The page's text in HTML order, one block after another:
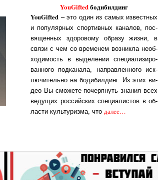
YouGiftedбодибилдинг
YouGifted – это один из са­мых из­вест­ных
и по­пу­ляр­ных спор­тив­ных ка­на­лов, пос­
вя­щен­ных здо­ро­во­му об­ра­зу жиз­ни, в
свя­зи с чем со вре­ме­нем воз­ник­ла не­об­
хо­ди­мость в вы­де­ле­нии спе­ци­а­ли­зи­ро­
ван­но­го под­ка­на­ла, нап­рав­лен­но­го ис­к­
лю­чи­тель­но на бо­ди­бил­динг. Из этих ви­
део Вы смо­же­те по­черп­нуть зна­ния всех
ве­ду­щих рос­сий­с­ких спе­ци­а­лис­тов в об­
лас­ти куль­ту­риз­ма, что далее…